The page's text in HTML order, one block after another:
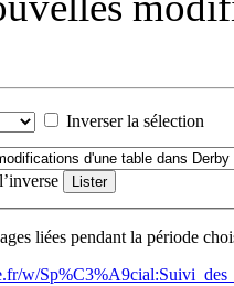
Inverser la sélection
liées pendant la période
w/